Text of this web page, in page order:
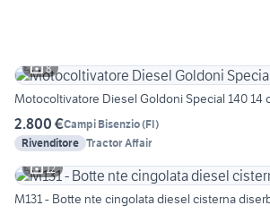
8
Motocoltivatore Diesel Goldoni Special 140 14
2.800 €Campi Bisenzio(FI)
Rivenditore Tractor Affair
12
M131 - Botte nte cingolata diesel cisterna